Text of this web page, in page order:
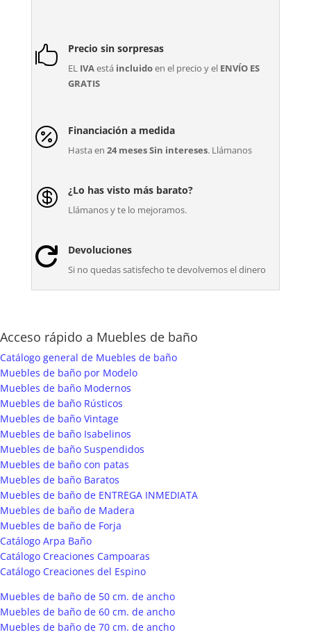
 Precio sin sorpresas
EL IVAestá incluidoen el precio y el ENVÍO ES
GRATIS
 Financiación a medida
Hasta en 24 meses Sin intereses. Llámanos
 ¿Lo has visto más barato?
Llámanos y te lo mejoramos.
 Devoluciones
Si no quedas satisfecho te devolvemos el dinero
Acceso rápido a Muebles de baño
Catálogo general de Muebles de baño
Muebles de baño por Modelo
Muebles de baño Modernos
Muebles de baño Rústicos
Muebles de baño Vintage
Muebles de baño Isabelinos
Muebles de baño Suspendidos
Muebles de baño con patas
Muebles de baño Baratos
Muebles de baño de ENTREGA INMEDIATA
Muebles de baño de Madera
Muebles de baño de Forja
Catálogo Arpa Baño
Catálogo Creaciones Campoaras
Catálogo Creaciones del Espino
Muebles de baño de 50 cm. de ancho
Muebles de baño de 60 cm. de ancho
Muebles de baño de 70 cm. de ancho